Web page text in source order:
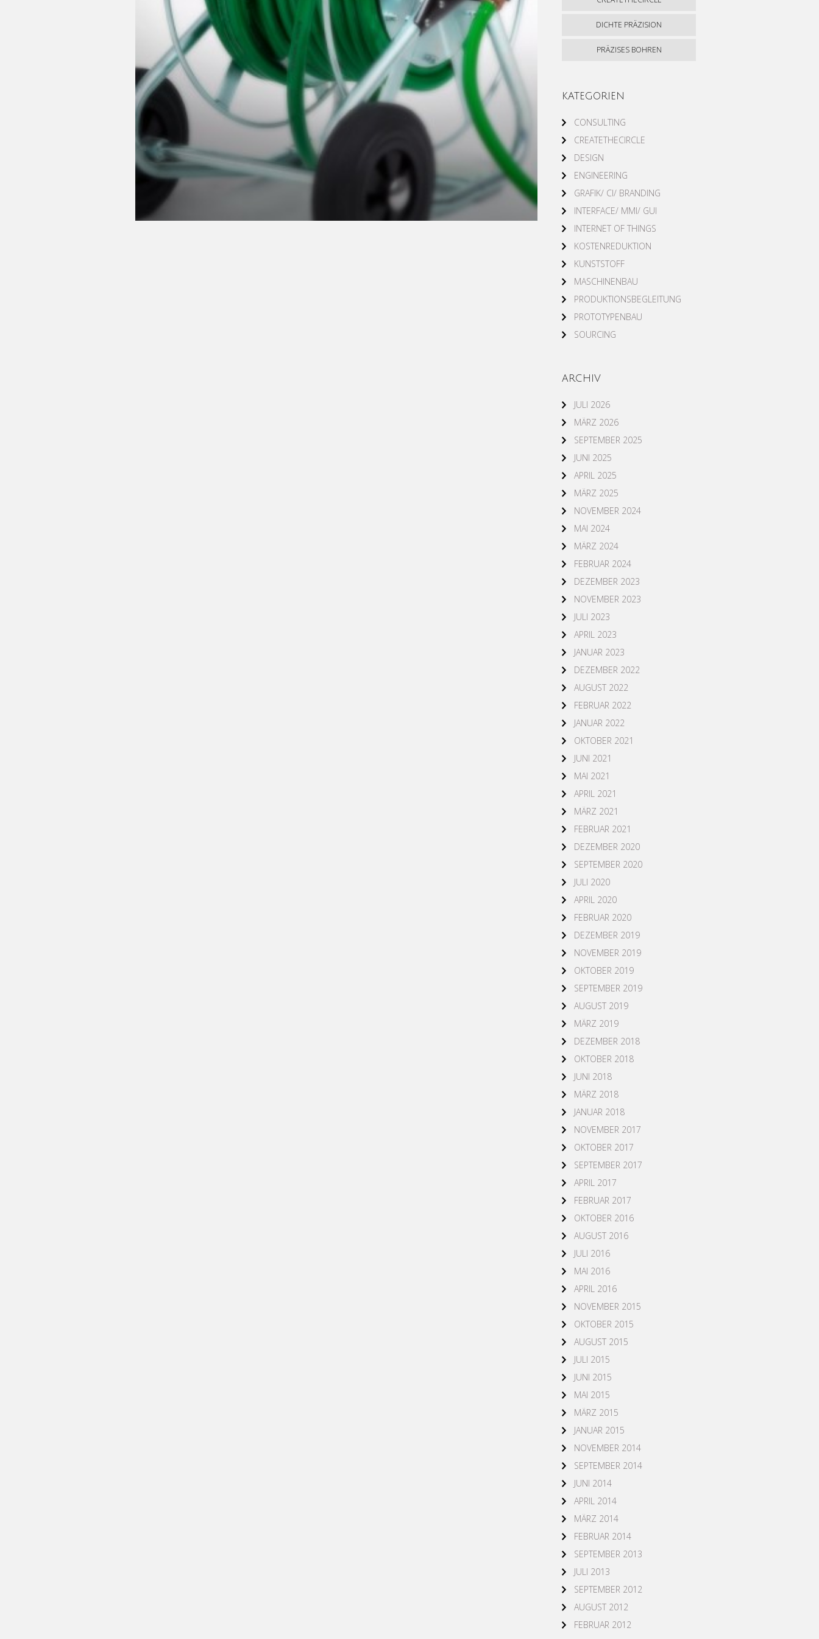
DICHTE PRÄZISION
PRÄZISES BOHREN
KATEGORIEN
CONSULTING
CREATETHECIRCLE
DESIGN
ENGINEERING
GRAFIK/ CI/ BRANDING
INTERFACE/ MMI/ GUI
INTERNET OF THINGS
KOSTENREDUKTION
KUNSTSTOFF
MASCHINENBAU
PRODUKTIONSBEGLEITUNG
PROTOTYPENBAU
SOURCING
ARCHIV
JULI 2026
MÄRZ 2026
SEPTEMBER 2025
JUNI 2025
APRIL 2025
MÄRZ 2025
NOVEMBER 2024
MAI 2024
MÄRZ 2024
FEBRUAR 2024
DEZEMBER 2023
NOVEMBER 2023
JULI 2023
APRIL 2023
JANUAR 2023
DEZEMBER 2022
AUGUST 2022
FEBRUAR 2022
JANUAR 2022
OKTOBER 2021
JUNI 2021
MAI 2021
APRIL 2021
MÄRZ 2021
FEBRUAR 2021
DEZEMBER 2020
SEPTEMBER 2020
JULI 2020
APRIL 2020
FEBRUAR 2020
DEZEMBER 2019
NOVEMBER 2019
OKTOBER 2019
SEPTEMBER 2019
AUGUST 2019
MÄRZ 2019
DEZEMBER 2018
OKTOBER 2018
JUNI 2018
MÄRZ 2018
JANUAR 2018
NOVEMBER 2017
OKTOBER 2017
SEPTEMBER 2017
APRIL 2017
FEBRUAR 2017
OKTOBER 2016
AUGUST 2016
JULI 2016
MAI 2016
APRIL 2016
NOVEMBER 2015
OKTOBER 2015
AUGUST 2015
JULI 2015
JUNI 2015
MAI 2015
MÄRZ 2015
JANUAR 2015
NOVEMBER 2014
SEPTEMBER 2014
JUNI 2014
APRIL 2014
MÄRZ 2014
FEBRUAR 2014
SEPTEMBER 2013
JULI 2013
SEPTEMBER 2012
AUGUST 2012
FEBRUAR 2012